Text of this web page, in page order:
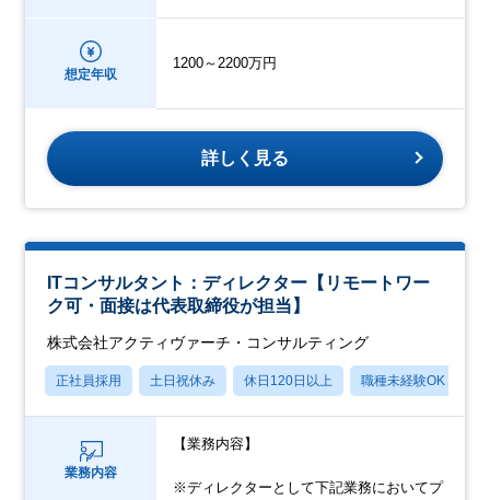
想定年収
1200～2200万円
詳しく見る
ITコンサルタント：ディレクター【リモートワー
ク可・面接は代表取締役が担当】
株式会社アクティヴァーチ・コンサルティング
正社員採用 土日祝休み 休日120日以上 職種未経験OK
業務内容
【業務内容】
※ディレクターとして下記業務においてプ